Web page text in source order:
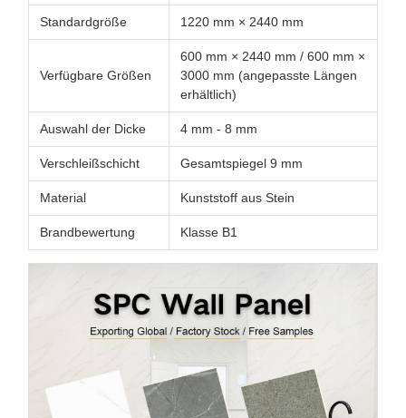
Standardgröße 1220 mm × 2440 mm
Verfügbare Größen
600 mm × 2440 mm / 600 mm ×
3000 mm (angepasste Längen
erhältlich)
Auswahl der Dicke 4 mm - 8 mm
Verschleißschicht Gesamtspiegel 9 mm
Material Kunststoff aus Stein
Brandbewertung Klasse B1